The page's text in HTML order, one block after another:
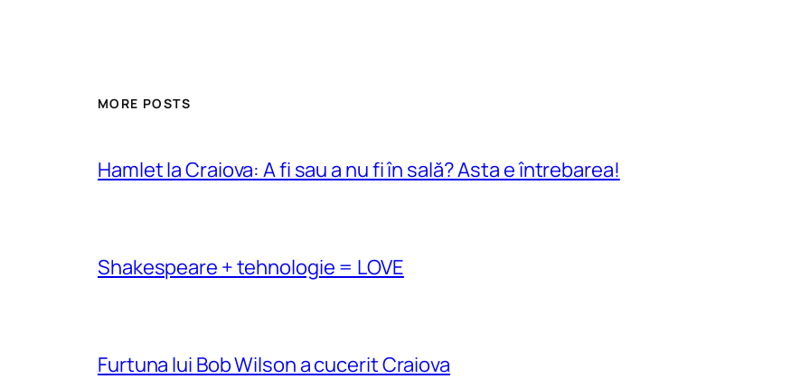
MORE POSTS
Hamlet la Craiova: A fi sau a nu fi în sală? Asta e întrebarea!
Shakespeare + tehnologie = LOVE
Furtuna lui Bob Wilson a cucerit Craiova